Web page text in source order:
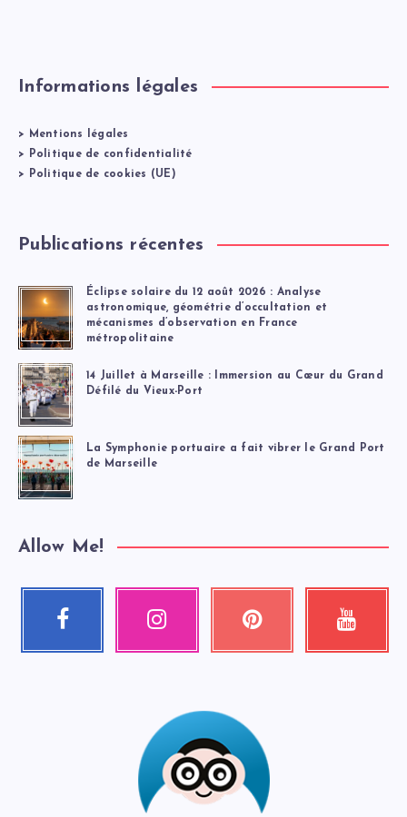
Informations légales
>
Mentions légales
>
Politique de confidentialité
>
Politique de cookies (UE)
Publications récentes
Éclipse solaire du 12 août 2026 : Analyse
astronomique, géométrie d’occultation et
mécanismes d’observation en France
métropolitaine
14 Juillet à Marseille : Immersion au Cœur du Grand
Défilé du Vieux-Port
La Symphonie portuaire a fait vibrer le Grand Port
de Marseille
Allow Me!
Facebook Instagram Pinterest
Épinglez
Youtube
Regardez